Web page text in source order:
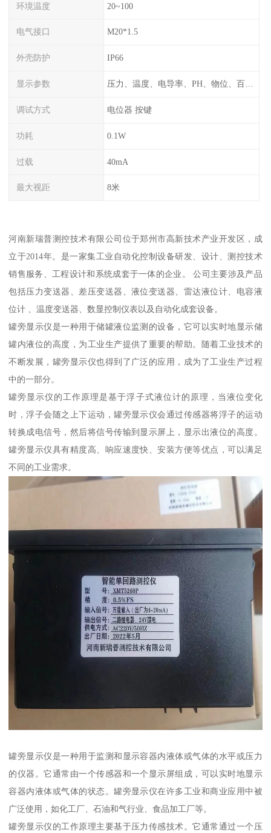
环境温度 20~100
电气接口 M20*1.5
外壳防护 IP66
显示参数 压力、温度、电导率、PH、物位、百分比率
调试方式 电位器 按键
功耗 0.1W
过载 40mA
最大视距 8米
河南新瑞普测控技术有限公司位于郑州市高新技术产业开发区，成
立于2014年。是一家集工业自动化控制设备研发、设计、测控技术
销售服务、工程设计和系统成套于一体的企业。 公司主要涉及产品
包括压力变送器、差压变送器、液位变送器、雷达液位计、电容液
位计 、温度变送器、数显控制仪表以及自动化成套设备。
罐旁显示仪是一种用于储罐液位监测的设备，它可以实时地显示储
罐内液位的高度，为工业生产提供了重要的帮助。随着工业技术的
不断发展，罐旁显示仪也得到了广泛的应用，成为了工业生产过程
中的一部分。
罐旁显示仪的工作原理是基于浮子式液位计的原理，当液位变化
时，浮子会随之上下运动，罐旁显示仪会通过传感器将浮子的运动
转换成电信号，然后将信号传输到显示屏上，显示出液位的高度。
罐旁显示仪具有精度高、响应速度快、安装方便等优点，可以满足
不同的工业需求。
罐旁显示仪是一种用于监测和显示容器内液体或气体的水平或压力
的仪器。它通常由一个传感器和一个显示屏组成，可以实时地显示
容器内液体或气体的状态。罐旁显示仪在许多工业和商业应用中被
广泛使用，如化工厂、石油和气行业、食品加工厂等。
罐旁显示仪的工作原理主要基于压力传感技术。它通常通过一个压